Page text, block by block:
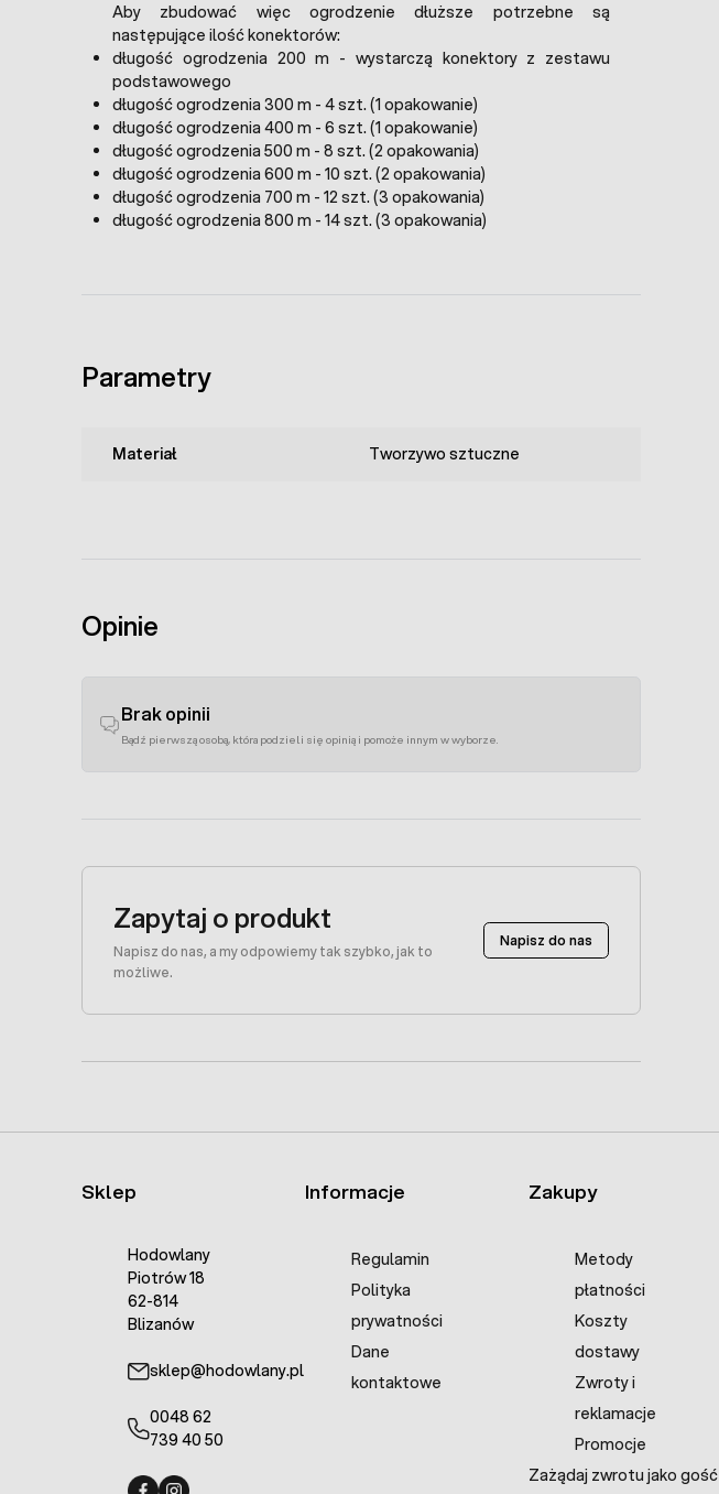
Aby zbudować więc ogrodzenie dłuższe potrzebne są
następujące ilość konektorów:
długość ogrodzenia 200 m - wystarczą konektory z zestawu
podstawowego
długość ogrodzenia 300 m - 4 szt. (1 opakowanie)
długość ogrodzenia 400 m - 6 szt. (1 opakowanie)
długość ogrodzenia 500 m - 8 szt. (2 opakowania)
długość ogrodzenia 600 m - 10 szt. (2 opakowania)
długość ogrodzenia 700 m - 12 szt. (3 opakowania)
długość ogrodzenia 800 m - 14 szt. (3 opakowania)
Parametry
Materiał Tworzywo sztuczne
Opinie
Brak opinii
Bądź pierwszą osobą, która podzieli się opinią i pomoże innym w wyborze.
Zapytaj o produkt
Napisz do nas, a my odpowiemy tak szybko, jak to
możliwe.
Napisz do nas
Sklep
Hodowlany
Piotrów 18
62-814
Blizanów
sklep@hodowlany.pl
0048 62
739 40 50
Informacje
Regulamin
Polityka
prywatności
Dane
kontaktowe
Zakupy
Metody
płatności
Koszty
dostawy
Zwroty i
reklamacje
Promocje
Zażądaj zwrotu jako gość